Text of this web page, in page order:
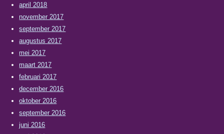
april 2018
november 2017
september 2017
augustus 2017
mei 2017
maart 2017
februari 2017
december 2016
oktober 2016
september 2016
juni 2016